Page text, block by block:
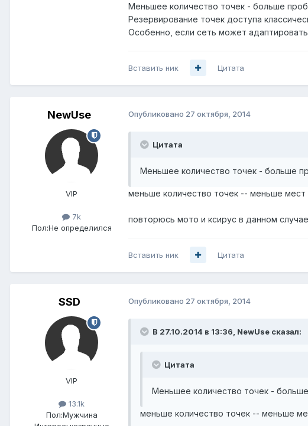
Меньшее количество точек - больше
Резервирование точек доступа
Особенно, если сеть может
Вставить ник Цитата
NewUse
VIP
7k
Пол:Не определился
Опубликовано 27 октября, 2014
Цитата
Меньшее количество точек - больше
меньше количество точек -- меньше мест
повторюсь мото и ксирус в данном
Вставить ник Цитата
SSD
VIP
13.1k
Пол:Мужчина
Опубликовано 27 октября, 2014
В 27.10.2014 в 13:36, NewUse сказал:
Цитата
Меньшее количество точек -
меньше количество точек -- меньше